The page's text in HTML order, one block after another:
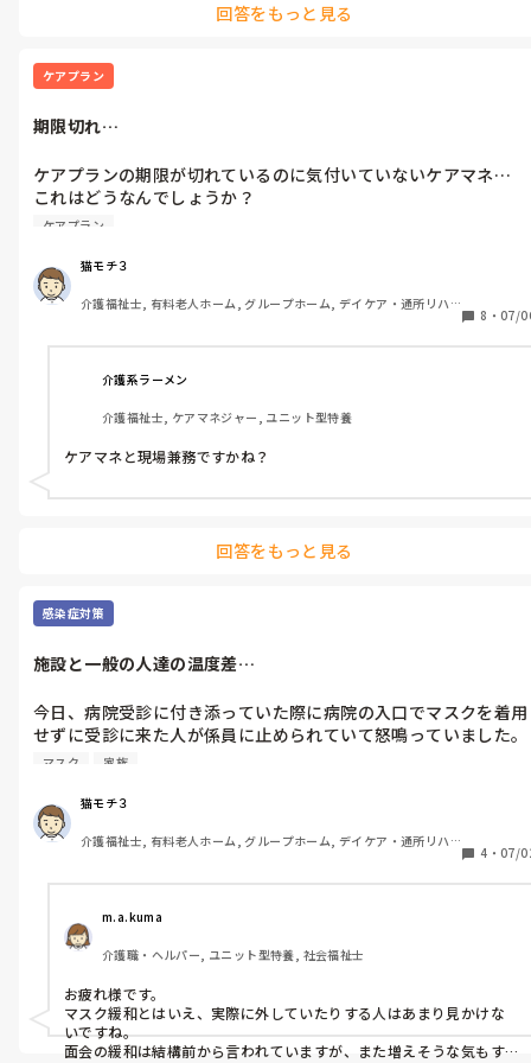
まって決めるべき事なのに｢そんな事をしていたらいつまで経っ
だ！｣と言う。
かったことで現状になっているので現場のスタッフを巻き込む理
管理者は何も辛い思いはしていない。｢自分も大変な思いをして
いる！｣と言うので何をしているのか聞くと｢早く入浴専従を入れ
る為に何人も面接をしている！｣と言う。………管理者としての
残業も強制的に夜勤に入る度にやらされるのは有り得ない。自分
で選んだスタッフだけで話し合って、それを総意で決めたという
のも理解出来ない。
管理者が上に立つ人間としての研修を受けていないからだと思い
研修等は定期的に行われていますか？？
ない、残業代つければやってくれるだろうがそれこそ当たり前にな
管理者も第三者がやっている研修に出るべきだと思いますが、うち
の管理者も出てないですね…
止められた理由が
うちは離職率が高くて、今辞められたら困ると言われました。
私のせいではないとはっきり言いました。
今まで、散々、教育しなきゃ辞めていくから私が担当すると言い続
い…
少しは学んでほしいです。
回答をもっと見る
ケアプラン
期限切れ…
ケアプランの期限が切れているのに気付いていないケアマネ…
これはどうなんでしょうか？
やる事が多くて手が回っていないとかでよく起きる事なんでしょ
こちらから「新しいケアプランは出来てますか？」と声をかける
べきなんでしょうか？
ケアプラン
猫モチ３
介護福祉士, 有料老人ホーム, グループホーム, デイケア・通所リハ,
8 ・ 07/
介護系ラーメン
介護福祉士, ケアマネジャー, ユニット型特養
ケアマネと現場兼務ですかね？
回答をもっと見る
感染症対策
施設と一般の人達の温度差…
今日、病院受診に付き添っていた際に病院の入口でマスクを着用
せずに受診に来た人が係員に止められていて怒鳴っていました。
「政府はマスクを外していいって言ってるんだ！」と受診が終わ
確かにテレビで場面によってはマスクを外していいと言ってまし
たが、ちゃんと発表の全体を見れば病院に行く際や高齢者に会う
しかしテレビではそういう所はほとんど放送されていない…
ネットとかでわざわざ調べたりしない人にはテレビで言ってるこ
とが全てみたいになっている。
もっと感染対策の緩和報道をするなら知識の少ない人にも理解出
来るように詳細をわかり易く伝えて欲しいなと思いました。
皆さんの周りでもマスク緩和の報道後、面会の制限を解除するよ
うにとか家族さんからの声はありましたか？？
マスク 家族
猫モチ３
介護福祉士, 有料老人ホーム, グループホーム, デイケア・通所リハ,
4 ・ 07/
m.a.kuma
介護職・ヘルパー, ユニット型特養, 社会福祉士
お疲れ様です。
マスク緩和とはいえ、実際に外していたりする人はあまり見かけな
いですね。
面会の緩和は結構前から言われていますが、また増えそうな気もす